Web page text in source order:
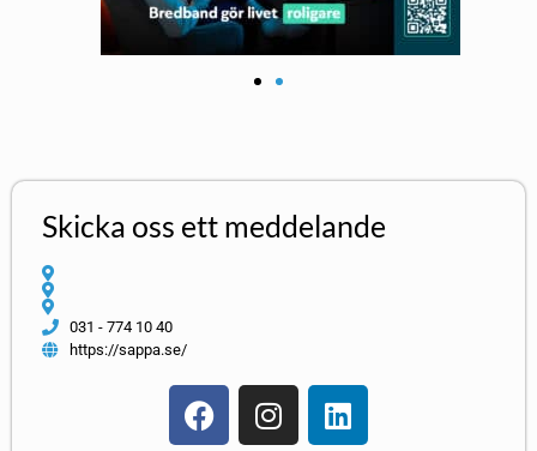
Skicka oss ett meddelande
031 - 774 10 40
https://sappa.se/